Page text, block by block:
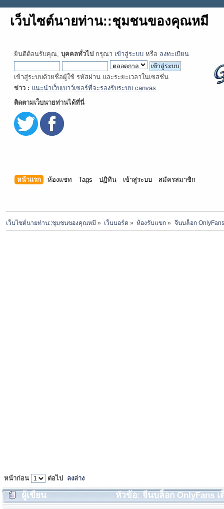
เว็บไซต์นายท่าน::ชุมชนของคุณหมี
ยินดีต้อนรับคุณ, บุคคลทั่วไป กรุณา เข้าสู่ระบบ หรือ ลงทะเบียน
เข้าสู่ระบบด้วยชื่อผู้ใช้ รหัสผ่าน และระยะเวลาในเซสชั่น
ข่าว : แนะนำเว็บเบาว์เซอร์ที่จะรองรับระบบ canvas
ติดตามเว็บนายท่านได้ที่นี่
หน้าแรก ห้องแชท Tags ปฏิทิน เข้าสู่ระบบ สมัครสมาชิก
เว็บไซต์นายท่าน::ชุมชนของคุณหมี » เว็บบอร์ด » ห้องรับแขก » จีนบล็อก
หน้าก่อน ต่อไป ลงล่าง
ผู้เขียน หัวข้อ: จีนบล็อก OnlyFans เ